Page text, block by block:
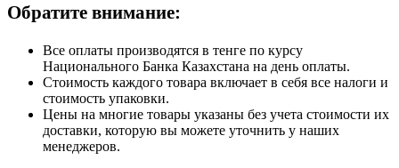
Обратите внимание:
Все оплаты производятся в тенге по курсу
Национального Банка Казахстана на день оплаты.
Стоимость каждого товара включает в себя все налоги и
стоимость упаковки.
Цены на многие товары указаны без учета стоимости их
доставки, которую вы можете уточнить у наших
менеджеров.